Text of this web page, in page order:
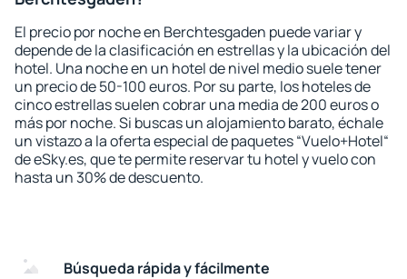
El precio por noche en Berchtesgaden puede variar y
depende de la clasificación en estrellas y la ubicación del
hotel. Una noche en un hotel de nivel medio suele tener
un precio de 50-100 euros. Por su parte, los hoteles de
cinco estrellas suelen cobrar una media de 200 euros o
más por noche. Si buscas un alojamiento barato, échale
un vistazo a la oferta especial de paquetes “Vuelo+Hotel“
de eSky.es, que te permite reservar tu hotel y vuelo con
hasta un 30% de descuento.
Búsqueda rápida y fácilmente